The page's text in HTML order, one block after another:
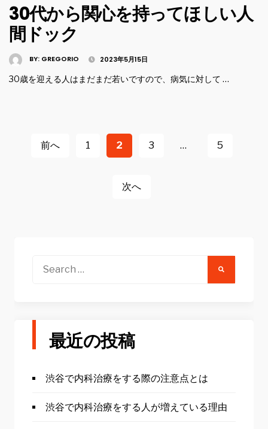
30代から関心を持ってほしい人
間ドック
BY: GREGORIO 2023年5月15日
30歳を迎える人はまだまだ若いですので、病気に対して …
前へ 1 2 3 … 5
次へ
Search
最近の投稿
渋谷で内科治療をする際の注意点とは
渋谷で内科治療をする人が増えている理由